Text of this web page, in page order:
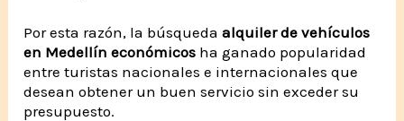
Por esta razón, la búsquedaalquiler de vehículos
en Medellín económicos ha ganado popularidad
entre turistas nacionales e internacionales que
desean obtener un buen servicio sin exceder su
presupuesto.